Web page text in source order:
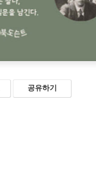
공유하기